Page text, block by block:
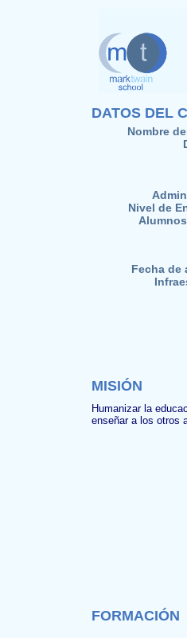
DATOS DEL
Nombre
Nivel de
Fecha de
MISIÓN
Humanizar la
enseñar a los otros
FORMACIÓN